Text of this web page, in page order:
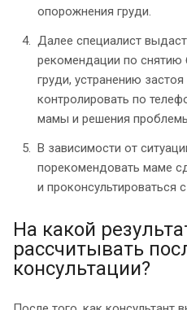
опорожнения груди.
Далее специалист
рекомендации по снятию
груди, устранению
контролировать по
мамы и решения
В зависимости от
порекомендовать маме
и проконсультироваться
На какой
рассчитывать
консультации?